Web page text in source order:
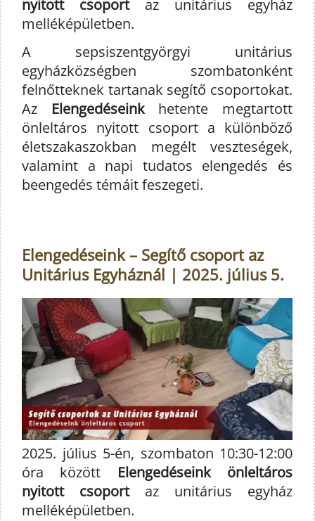
nyitott csoportaz unitárius egyház
melléképületben.
A sepsiszentgyörgyi unitárius
egyházközségben szombatonként
felnőtteknek tartanak segítő csoportokat.
Az Elengedéseinkhetente megtartott
önleltáros nyitott csoport a különböző
életszakaszokban megélt veszteségek,
valamint a napi tudatos elengedés és
beengedés témáit feszegeti.
Elengedéseink – Segítő csoport az
Unitárius Egyháznál | 2025. július 5.
2025. július 5-én, szombaton 10:30-12:00
óra között Elengedéseink önleltáros
nyitott csoportaz unitárius egyház
melléképületben.